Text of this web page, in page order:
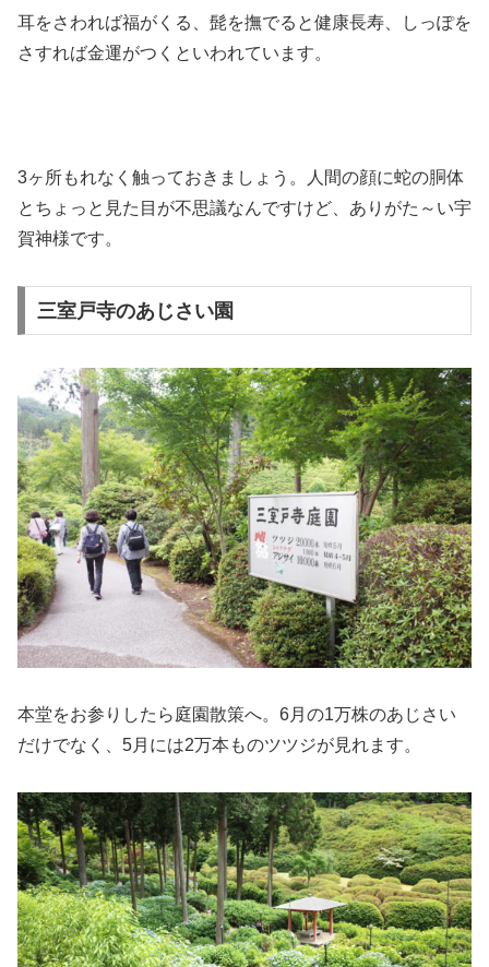
耳をさわれば福がくる、髭を撫でると健康長寿、しっぽを
さすれば金運がつくといわれています。
3ヶ所もれなく触っておきましょう。人間の顔に蛇の胴体
とちょっと見た目が不思議なんですけど、ありがた～い宇
賀神様です。
三室戸寺のあじさい園
本堂をお参りしたら庭園散策へ。6月の1万株のあじさい
だけでなく、5月には2万本ものツツジが見れます。